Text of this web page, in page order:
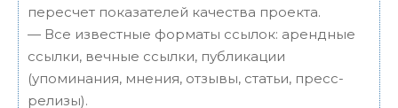
пересчет показателей качества проекта.
— Все известные форматы ссылок: арендные
ссылки, вечные ссылки, публикации
(упоминания, мнения, отзывы, статьи, пресс-
релизы).